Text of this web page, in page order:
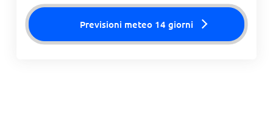
Previsioni meteo 14 giorni